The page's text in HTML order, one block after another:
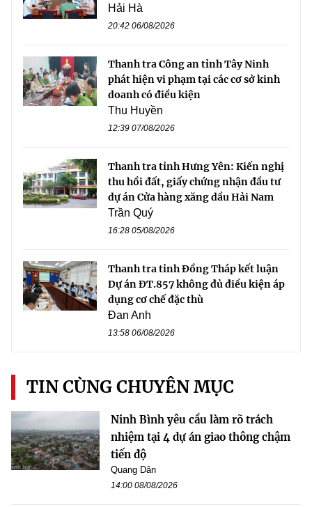
Hải Hà
20:42 06/08/2026
Thanh tra Công an tỉnh Tây Ninh
phát hiện vi phạm tại các cơ sở kinh
doanh có điều kiện
Thu Huyền
12:39 07/08/2026
Thanh tra tỉnh Hưng Yên: Kiến nghị
thu hồi đất, giấy chứng nhận đầu tư
dự án Cửa hàng xăng dầu Hải Nam
Trần Quý
16:28 05/08/2026
Thanh tra tỉnh Đồng Tháp kết luận
Dự án ĐT.857 không đủ điều kiện áp
dụng cơ chế đặc thù
Đan Anh
13:58 06/08/2026
TIN CÙNG CHUYÊN MỤC
Ninh Bình yêu cầu làm rõ trách
nhiệm tại 4 dự án giao thông chậm
tiến độ
Quang Dân
14:00 08/08/2026